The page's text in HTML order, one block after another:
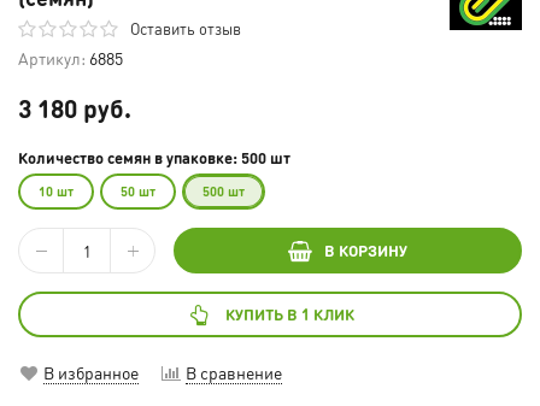
Оставить отзыв
Артикул: 6885
3 180 руб.
Количество семян в упаковке: 500 шт
10 шт 50 шт 500 шт
В КОРЗИНУ
КУПИТЬ В 1 КЛИК
В избранное В сравнение